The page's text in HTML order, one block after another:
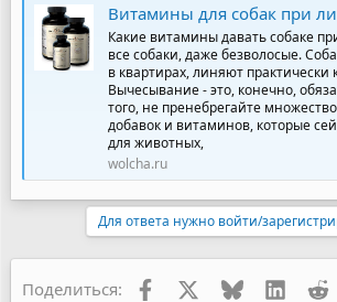
Витамины для собак при
Какие витамины давать собаке
все собаки, даже безволосые.
в квартирах, линяют практически
Вычесывание - это, конечно,
того, не пренебрегайте
добавок и витаминов, которые
для животных,
wolcha.ru
Для ответа нужно войти/
Поделиться: Facebook Bluesky